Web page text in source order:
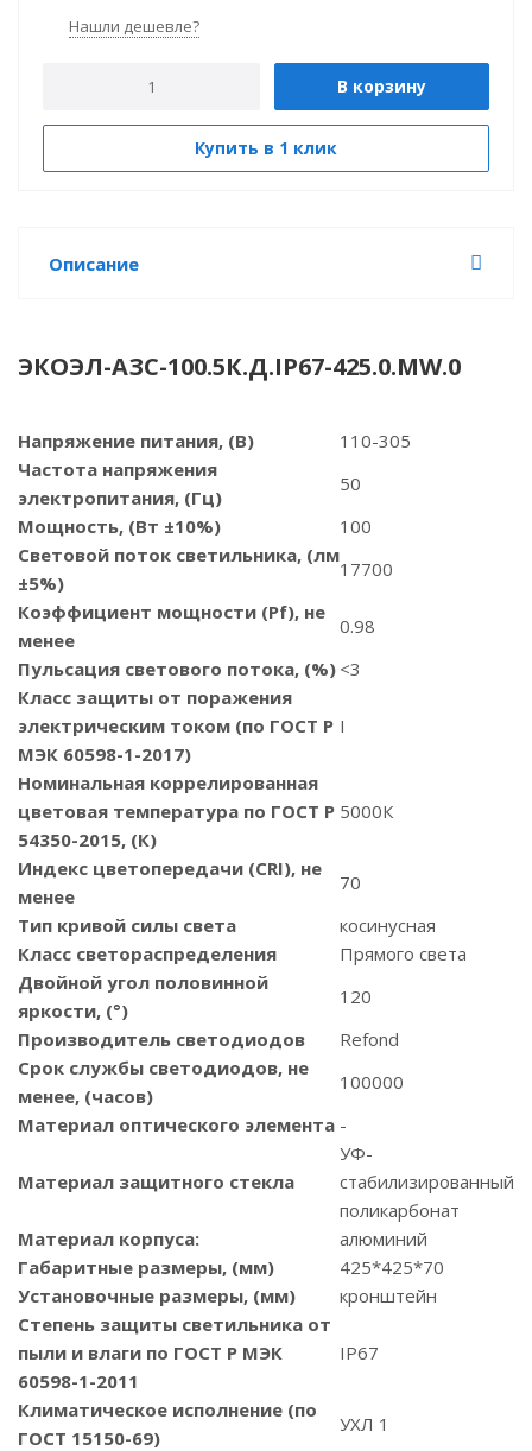
Нашли дешевле?
В корзину
Купить в 1 клик
Описание
ЭКОЭЛ-АЗС-100.5К.Д.IP67-425.0.MW.0
Напряжение питания, (В)
110-305
Частота напряжения
электропитания, (Гц)
50
Мощность, (Вт ±10%)
100
Световой поток светильника, (лм
±5%)
17700
Коэффициент мощности (Pf), не
менее
0.98
Пульсация светового потока, (%) <3
Класс защиты от поражения
электрическим током (по ГОСТ Р
МЭК 60598-1-2017)
I
Номинальная коррелированная
цветовая температура по ГОСТ Р
54350-2015, (К)
5000К
Индекс цветопередачи (CRI), не
менее
70
Тип кривой силы света
косинусная
Класс светораспределения
Прямого света
Двойной угол половинной
яркости, (°)
120
Производитель светодиодов
Refond
Срок службы светодиодов, не
менее, (часов)
100000
Материал оптического элемента -
Материал защитного стекла
УФ-
стабилизированный
поликарбонат
Материал корпуса:
алюминий
Габаритные размеры, (мм)
425*425*70
Установочные размеры, (мм)
кронштейн
Степень защиты светильника от
пыли и влаги по ГОСТ Р МЭК
60598-1-2011
IP67
Климатическое исполнение (по
ГОСТ 15150-69)
УХЛ 1